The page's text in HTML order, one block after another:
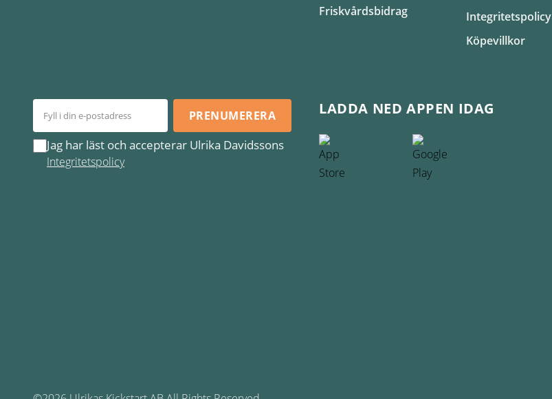
Friskvårdsbidrag
Integritetspolicy
Köpevillkor
PRENUMERERA
Jag har läst och accepterar Ulrika Davidssons
Integritetspolicy
LADDA NED APPEN IDAG